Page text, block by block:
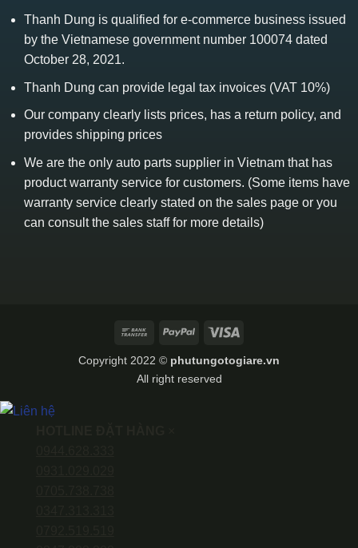
Thanh Dung is qualified for e-commerce business issued
by the Vietnamese government number 100074 dated
October 28, 2021.
Thanh Dung can provide legal tax invoices (VAT 10%)
Our company clearly lists prices, has a return policy, and
provides shipping prices
We are the only auto parts supplier in Vietnam that has
product warranty service for customers. (Some items have
warranty service clearly stated on the sales page or you
can consult the sales staff for more details)
Bank
PayPal
Copyright 2022 © phutungotogiare.vn
All right reserved